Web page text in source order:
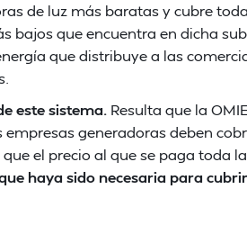
de luz más baratas y cubre
bajos que encuentra en dicha
que distribuye a las
este sistema. Resulta que la
generadoras deben
el precio al que se paga toda
haya sido necesaria para